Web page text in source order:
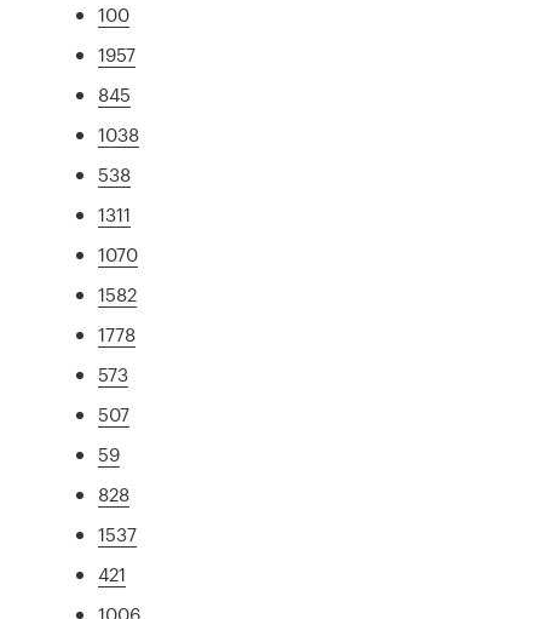
100
1957
845
1038
538
1311
1070
1582
1778
573
507
59
828
1537
421
1006